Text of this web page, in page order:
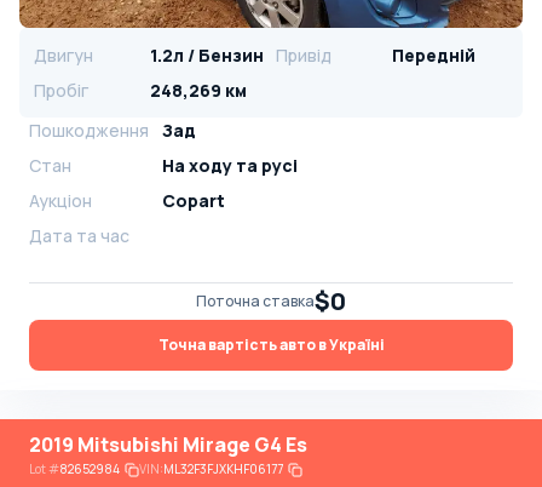
Двигун 1.2л / Бензин Привід
Передній
Пробіг
248,269 км
Пошкодження
Зад
Стан
На ​​ходу та русі
Аукціон
Copart
Дата та час
Поточна ставка$0
Точна вартість авто в Україні
2019 Mitsubishi Mirage G4 Es
Lot#82652984 VIN:ML32F3FJXKHF06177